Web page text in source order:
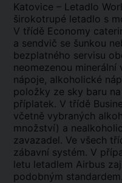
Katovice – Letadlo
širokotrupé letadlo s
V třídě Economy
a sendvič se šunkou
bezplatného servisu
neomezenou
nápoje, alkoholické
položky ze sky baru
příplatek. V třídě
včetně vybraných
množství) a
zavazadel. Ve všech
zábavní systém. V
letu letadlem Airbus
podobným standardem.